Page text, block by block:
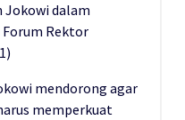
Jokowi dalam
Rektor
mendorong agar
memperkuat